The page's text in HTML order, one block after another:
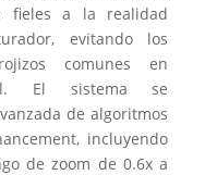
fieles a la realidad
evitando los
comunes en
El sistema se
de algoritmos
incluyendo
de zoom de 0.6x a